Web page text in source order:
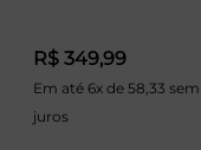
R$ 349,99
Em até 6x de 58,33 sem
juros